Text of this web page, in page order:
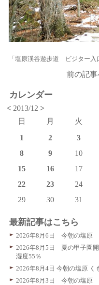
「塩原渓谷遊歩道 ビジター入
前の記事
カレンダー
< 2013/12>
日
月 火
1
2 3
8
9 10
15
16 17
22
23 24
29
30 31
最新記事はこちら
2026年8月6日 今朝の塩
2026年8月5日 夏の甲子
湿度55％
2026年8月4日 今朝の塩原
2026年8月3日 今朝の塩